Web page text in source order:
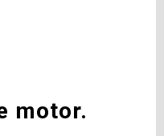
motor.